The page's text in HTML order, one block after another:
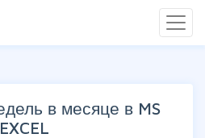
в месяце в MS
EXCEL